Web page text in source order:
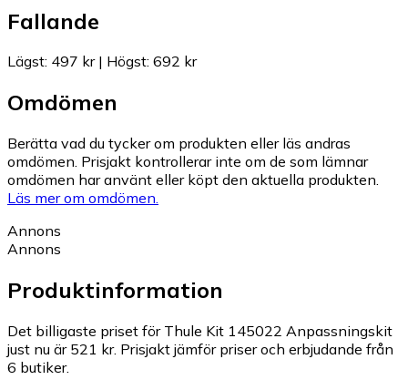
Fallande
Lägst: 497 kr| Högst: 692 kr
Omdömen
Berätta vad du tycker om produkten eller läs andras
omdömen. Prisjakt kontrollerar inte om de som lämnar
omdömen har använt eller köpt den aktuella produkten.
Läs mer om omdömen.
Annons
Annons
Produktinformation
Det billigaste priset för Thule Kit 145022 Anpassningskit
just nu är 521 kr. Prisjakt jämför priser och erbjudande från
6 butiker.